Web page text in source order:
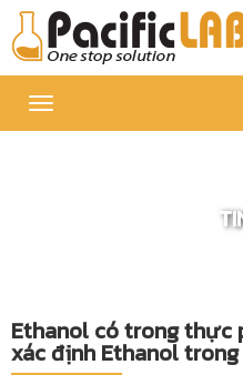
Toggle
navigation
Ethanol có trong thực
xác định Ethanol